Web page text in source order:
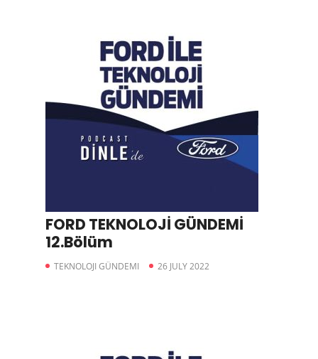
FORD TEKNOLOJİ GÜNDEMİ
12.Bölüm
TEKNOLOJI GÜNDEMI 26 JULY 2022